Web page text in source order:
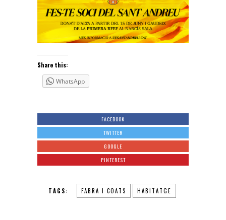
Share this:
WhatsApp
FACEBOOK
TWITTER
GOOGLE
PINTEREST
TAGS: FABRA I COATS HABITATGE